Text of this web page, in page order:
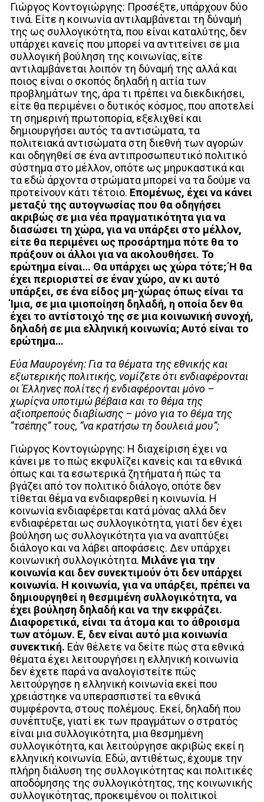
Γιώργος Κοντογιώργης: Προσέξτε, υπάρχουν δύο
τινά. Είτε η κοινωνία αντιλαμβάνεται τη δύναμή
της ως συλλογικότητα, που είναι καταλύτης, δεν
υπάρχει κανείς που μπορεί να αντιτείνει σε μια
συλλογική βούληση της κοινωνίας, είτε
αντιλαμβάνεται λοιπόν τη δύναμή της αλλά και
ποιος είναι ο σκοπός δηλαδή η αιτία των
προβλημάτων της, άρα τι πρέπει να διεκδικήσει,
είτε θα περιμένει ο δυτικός κόσμος, που αποτελεί
τη σημερινή πρωτοπορία, εξελιχθεί και
δημιουργήσει αυτός τα αντισώματα, τα
πολιτειακά αντισώματα στη διεθνή των αγορών
και οδηγηθεί σε ένα αντιπροσωπευτικό πολιτικό
σύστημα στο μέλλον, οπότε ως μηρυκαστικά και
τα εδώ άρχοντα στρώματα μπορεί να τα δούμε να
προτείνουν κάτι τέτοιο. Επομένως, έχει να κάνει
μεταξύ της αυτογνωσίας που θα οδηγήσει
ακριβώς σε μια νέα πραγματικότητα για να
διασώσει τη χώρα, για να υπάρξει στο μέλλον,
είτε θα περιμένει ως προσάρτημα πότε θα το
πράξουν οι άλλοι για να ακολουθήσει. Το
ερώτημα είναι… Θα υπάρχει ως χώρα τότε; Ή θα
έχει περιοριστεί σε έναν χώρο, αν κι αυτό
υπάρξει, σε ένα είδος μη-χώρας όπως είναι τα
Ίμια, σε μια ιμιοποίηση δηλαδή, η οποία δεν θα
έχει το αντίστοιχό της σε μια κοινωνική συνοχή,
δηλαδή σε μια ελληνική κοινωνία; Αυτό είναι το
ερώτημα…
Εύα Μαυρογένη: Για τα θέματα της εθνικής και
εξωτερικής πολιτικής, νομίζετε ότι ενδιαφέρονται
οι Έλληνες πολίτες ή ενδιαφέρονται μόνο –
χωρίςνα υποτιμώ βέβαια και το θέμα της
αξιοπρεπούς διαβίωσης – μόνο για το θέμα της
“τσέπης” τους, “να κρατήσω τη δουλειά μου”;
Γιώργος Κοντογιώργης: Η διαχείριση έχει να
κάνει με το πώς εκφυλίζει κανείς και τα εθνικά
όπως και τα εσωτερικά ζητήματα ή πώς τα
βγάζει από τον πολιτικό διάλογο, οπότε δεν
τίθεται θέμα να ενδιαφερθεί η κοινωνία. Η
κοινωνία ενδιαφέρεται κατά μόνας αλλά δεν
ενδιαφέρεται ως συλλογικότητα, γιατί δεν έχει
βούληση ως συλλογικότητα για να αναπτύξει
διάλογο και να λάβει αποφάσεις. Δεν υπάρχει
κοινωνική συλλογικότητα. Μιλάνε για την
κοινωνία και δεν συνεκτιμούν ότι δεν υπάρχει
κοινωνία. Η κοινωνία, για να υπάρξει, πρέπει να
δημιουργηθεί η θεσμιμένη συλλογικότητα, να
έχει βούληση δηλαδή και να την εκφράζει.
Διαφορετικά, είναι τα άτομα και το άθροισμα
των ατόμων. Ε, δεν είναι αυτό μια κοινωνία
συνεκτική. Εάν θέλετε να δείτε πώς στα εθνικά
θέματα έχει λειτουργήσει η ελληνική κοινωνία
δεν έχετε παρά να αναλογιστείτε πώς
λειτούργησε η ελληνική κοινωνία εκεί που
χρειάστηκε να υπερασπιστεί τα εθνικά
συμφέροντα, στους πολέμους. Εκεί, δηλαδή που
συνέπτυξε, γιατί εκ των πραγμάτων ο στρατός
είναι μια συλλογικότητα, μια θεσμημένη
συλλογικότητα, και λειτούργησε ακριβώς εκεί η
ελληνική κοινωνία. Εδώ, αντιθέτως, έχουμε την
πλήρη διάλυση της συλλογικότητας και πολιτικές
αποδόμησης της συλλογικότητας, της κοινωνικής
συλλογικότητας, προκειμένου οι πολιτικοί